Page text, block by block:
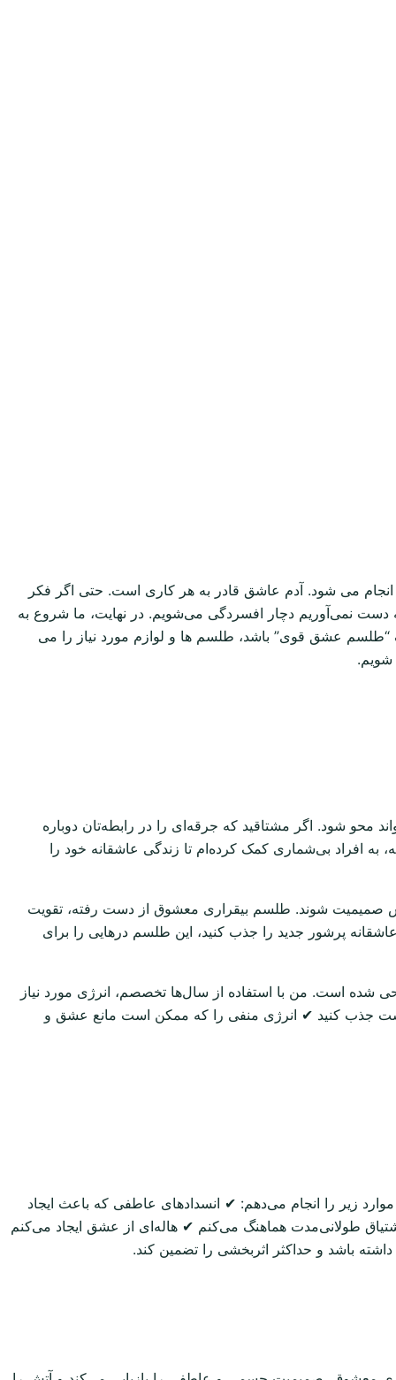
می شود. آدم عاشق قادر به هر کاری است. حتی اگر فکر
دست نمی‌آوریم دچار افسردگی می‌شویم. در نهایت، ما شروع به
عشق قوی” باشد، طلسم ها و لوازم مورد نیاز را می
شویم.
شود. اگر مشتاقید که جرقه‌ای را در رابطه‌تان دوباره
افراد بی‌شماری کمک کرده‌ام تا زندگی عاشقانه خود را
صمیمیت شوند. طلسم بیقراری معشوق از دست رفته، تقویت
پرشور جدید را جذب کنید، این طلسم درهایی را برای
شده است. من با استفاده از سال‌ها تخصصم، انرژی مورد نیاز
است جذب کنید ✔ انرژی منفی را که ممکن است مانع عشق و
زیر را انجام می‌دهم: ✔ انسدادهای عاطفی که باعث ایجاد
طولانی‌مدت هماهنگ می‌کنم ✔ هاله‌ای از عشق ایجاد می‌کنم
باشد و حداکثر اثربخشی را تضمین کند.